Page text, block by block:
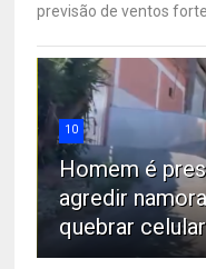
previsão de ventos
10
Homem é
agredir
quebrar